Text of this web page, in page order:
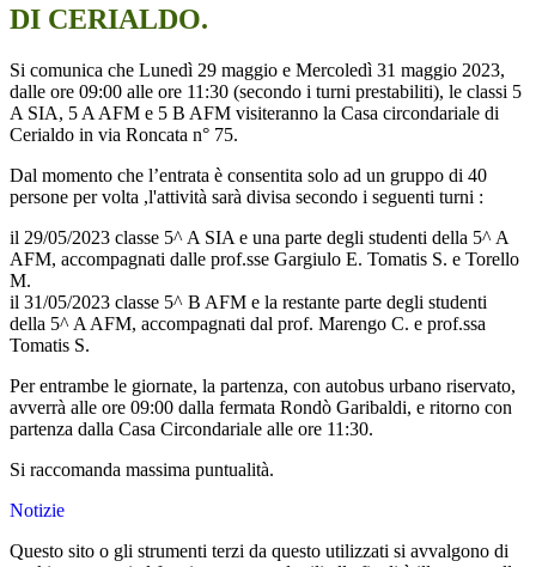
DI CERIALDO.
Si comunica che Lunedì 29 maggio e Mercoledì 31 maggio 2023,
dalle ore 09:00 alle ore 11:30 (secondo i turni prestabiliti), le classi 5
A SIA, 5 A AFM e 5 B AFM visiteranno la Casa circondariale di
Cerialdo in via Roncata n° 75.
Dal momento che l’entrata è consentita solo ad un gruppo di 40
persone per volta ,l'attività sarà divisa secondo i seguenti turni :
il 29/05/2023 classe 5^ A SIA e una parte degli studenti della 5^ A
AFM, accompagnati dalle prof.sse Gargiulo E. Tomatis S. e Torello
M.
il 31/05/2023 classe 5^ B AFM e la restante parte degli studenti
della 5^ A AFM, accompagnati dal prof. Marengo C. e prof.ssa
Tomatis S.
Per entrambe le giornate, la partenza, con autobus urbano riservato,
avverrà alle ore 09:00 dalla fermata Rondò Garibaldi, e ritorno con
partenza dalla Casa Circondariale alle ore 11:30.
Si raccomanda massima puntualità.
Notizie
Questo sito o gli strumenti terzi da questo utilizzati si avvalgono di